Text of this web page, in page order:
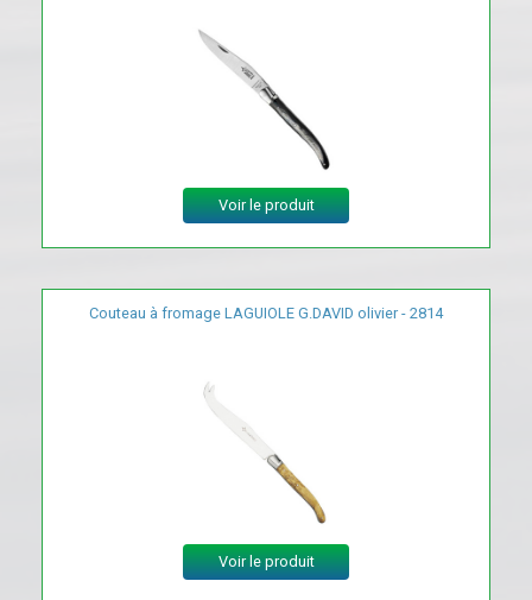
Voir le produit
Couteau à fromage LAGUIOLE G.DAVID olivier - 2814
Voir le produit